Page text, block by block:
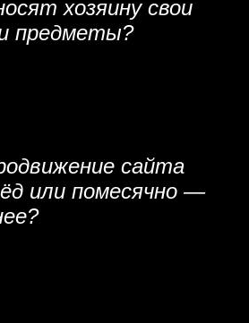
хозяину свои
предметы?
сайта
или помесячно —